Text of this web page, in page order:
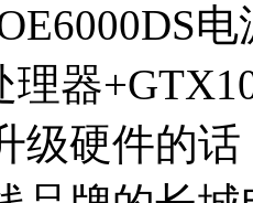
理器
级硬件的